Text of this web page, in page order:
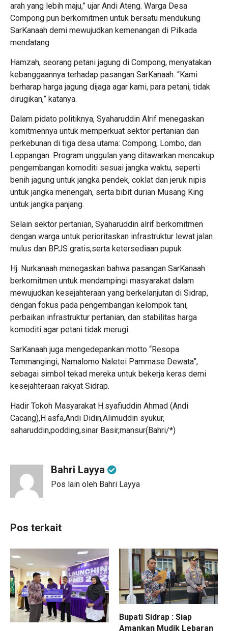
arah yang lebih maju,” ujar Andi Ateng. Warga Desa
Compong pun berkomitmen untuk bersatu mendukung
SarKanaah demi mewujudkan kemenangan di Pilkada
mendatang
Hamzah, seorang petani jagung di Compong, menyatakan
kebanggaannya terhadap pasangan SarKanaah. “Kami
berharap harga jagung dijaga agar kami, para petani, tidak
dirugikan,” katanya.
Dalam pidato politiknya, Syaharuddin Alrif menegaskan
komitmennya untuk memperkuat sektor pertanian dan
perkebunan di tiga desa utama: Compong, Lombo, dan
Leppangan. Program unggulan yang ditawarkan mencakup
pengembangan komoditi sesuai jangka waktu, seperti
benih jagung untuk jangka pendek, coklat dan jeruk nipis
untuk jangka menengah, serta bibit durian Musang King
untuk jangka panjang.
Selain sektor pertanian, Syaharuddin alrif berkomitmen
dengan warga untuk perioritaskan infrastruktur lewat jalan
mulus dan BPJS gratis,serta ketersediaan pupuk
Hj. Nurkanaah menegaskan bahwa pasangan SarKanaah
berkomitmen untuk mendampingi masyarakat dalam
mewujudkan kesejahteraan yang berkelanjutan di Sidrap,
dengan fokus pada pengembangan kelompok tani,
perbaikan infrastruktur pertanian, dan stabilitas harga
komoditi agar petani tidak merugi
SarKanaah juga mengedepankan motto “Resopa
Temmangingi, Namalomo Naletei Pammase Dewata”,
sebagai simbol tekad mereka untuk bekerja keras demi
kesejahteraan rakyat Sidrap.
Hadir Tokoh Masyarakat H.syafiuddin Ahmad (Andi
Cacang),H asfa,Andi Didin,Alimuddin syukur,
saharuddin,podding,sinar Basir,mansur(Bahri/*)
Bahri Layya
Pos lain oleh Bahri Layya
Pos terkait
Bupati Sidrap : Siap
Amankan Mudik Lebaran